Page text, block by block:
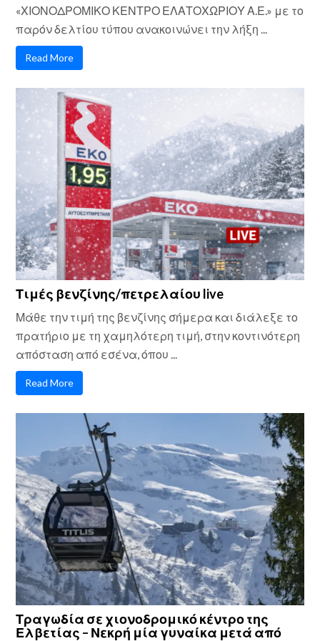
«ΧΙΟΝΟΔΡΟΜΙΚΟ ΚΕΝΤΡΟ ΕΛΑΤΟΧΩΡΙΟΥ Α.Ε.» με το
παρόν δελτίου τύπου ανακοινώνει την λήξη ...
Read More
Τιμές βενζίνης/πετρελαίου live
Μάθε την τιμή της βενζίνης σήμερα και διάλεξε το
πρατήριο με τη χαμηλότερη τιμή, στην κοντινότερη
απόσταση από εσένα, όπου ...
Read More
Τραγωδία σε χιονοδρομικό κέντρο της
Ελβετίας – Νεκρή μία γυναίκα μετά από